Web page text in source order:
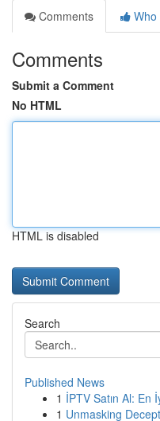
Comments
Who
Comments
Submit a Comment
No HTML
HTML is disabled
Search
Published News
1 İPTV Satın Al: En
1 Unmasking